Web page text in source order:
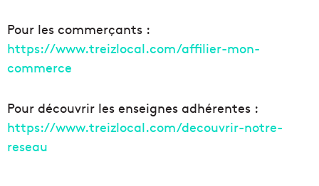
Pour les commerçants :
https://www.treizlocal.com/affilier-mon-
commerce
Pour découvrir les enseignes adhérentes :
https://www.treizlocal.com/decouvrir-notre-
reseau